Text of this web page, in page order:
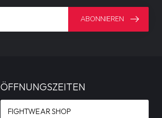
ABONNIEREN
ÖFFNUNGSZEITEN
FIGHTWEAR SHOP